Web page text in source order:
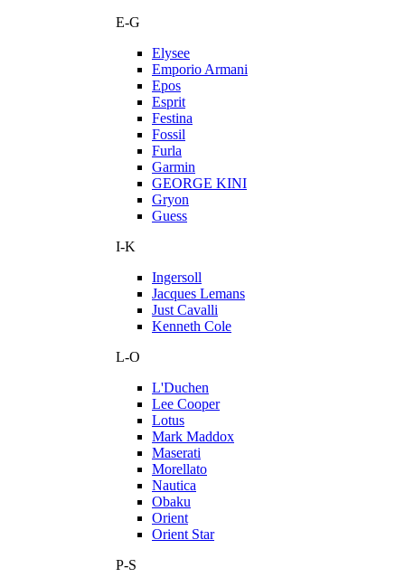
E-G
Elysee
Emporio Armani
Epos
Esprit
Festina
Fossil
Furla
Garmin
GEORGE KINI
Gryon
Guess
I-K
Ingersoll
Jacques Lemans
Just Cavalli
Kenneth Cole
L-O
L'Duchen
Lee Cooper
Lotus
Mark Maddox
Maserati
Morellato
Nautica
Obaku
Orient
Orient Star
P-S